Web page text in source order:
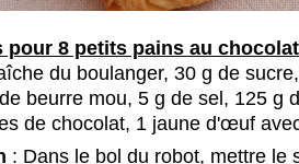
pour 8 petits pains au chocolat
du boulanger, 30 g de
beurre mou, 5 g de sel, 125 g
de chocolat, 1 jaune d'œuf
: Dans le bol du robot, mettre le